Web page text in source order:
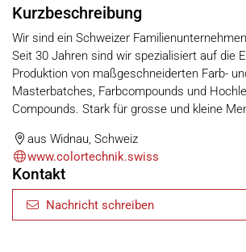
Kurzbeschreibung
Wir sind ein Schweizer
Seit 30 Jahren sind wir spezialisiert auf die
Produktion von maßgeschneiderten Farb-
Masterbatches, Farbcompounds und
Compounds. Stark für grosse und kleine
aus Widnau, Schweiz
www.colortechnik.swiss
Kontakt
Nachricht schreiben